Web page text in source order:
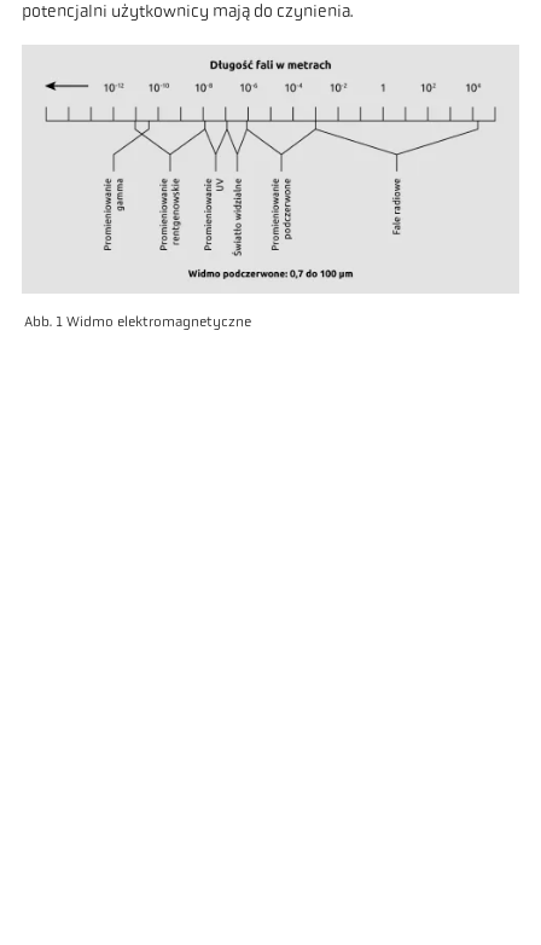
potencjalni użytkownicy mają do czynienia.
Abb. 1 Widmo elektromagnetyczne